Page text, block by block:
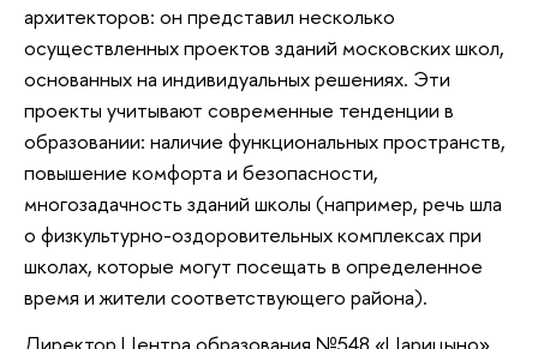
архитекторов: он представил несколько
осуществленных проектов зданий московских школ,
основанных на индивидуальных решениях. Эти
проекты учитывают современные тенденции в
образовании: наличие функциональных пространств,
повышение комфорта и безопасности,
многозадачность зданий школы (например, речь шла
о физкультурно-оздоровительных комплексах при
школах, которые могут посещать в определенное
время и жители соответствующего района).